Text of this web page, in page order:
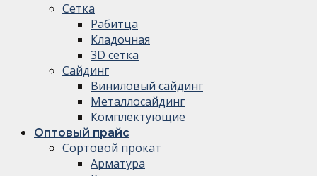
Сетка
Рабитца
Кладочная
3D сетка
Сайдинг
Виниловый сайдинг
Металлосайдинг
Комплектующие
Оптовый прайс
Сортовой прокат
Арматура